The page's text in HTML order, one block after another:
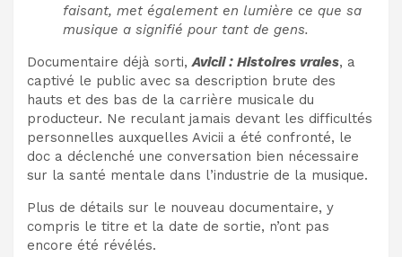
faisant, met également en lumière ce que sa
musique a signifié pour tant de gens.
Documentaire déjà sorti,Avicii : Histoires vraies, a
captivé le public avec sa description brute des
hauts et des bas de la carrière musicale du
producteur. Ne reculant jamais devant les difficultés
personnelles auxquelles Avicii a été confronté, le
doc a déclenché une conversation bien nécessaire
sur la santé mentale dans l’industrie de la musique.
Plus de détails sur le nouveau documentaire, y
compris le titre et la date de sortie, n’ont pas
encore été révélés.